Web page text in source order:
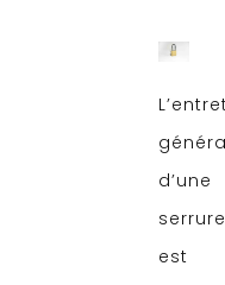
d’une
serrure
est